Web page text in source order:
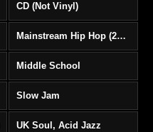
CD (Not Vinyl)
Mainstream Hip Hop (2000〜)
Middle School
Slow Jam
UK Soul, Acid Jazz